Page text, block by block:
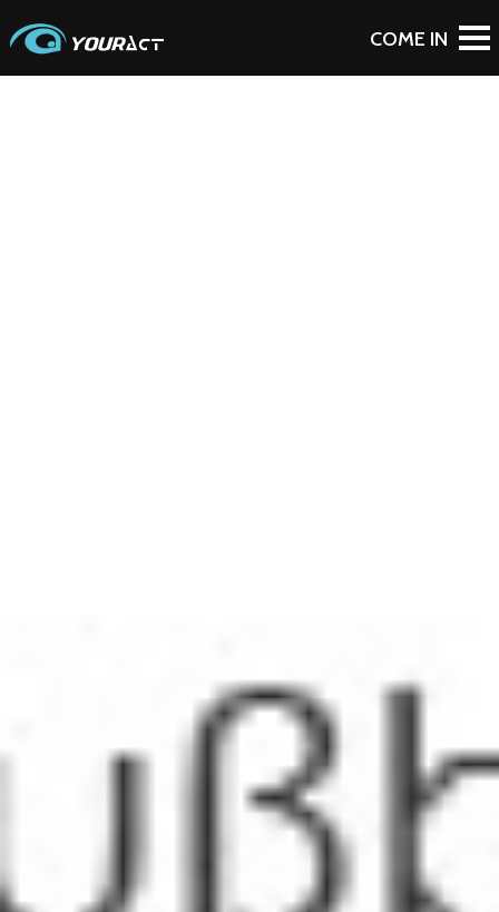
To Blog